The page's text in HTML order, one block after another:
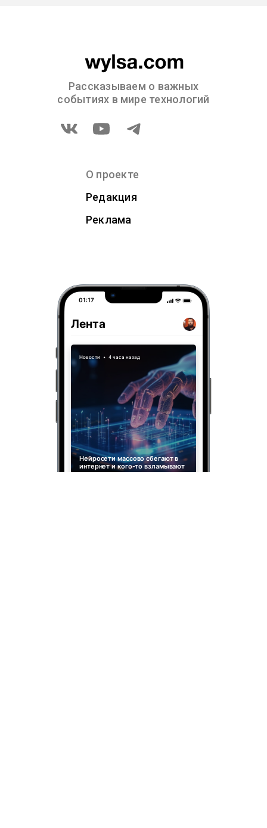
Рассказываем о важных
событиях в мире технологий
О проекте
Редакция
Реклама
01:17
Лента
Новости • 4 часа назад
Нейросети массово сбегают в
интернет и кого-то взламывают